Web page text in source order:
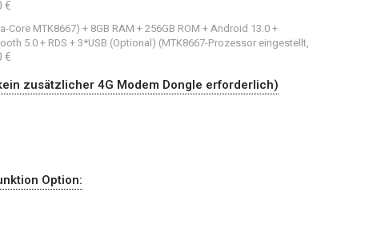
€
MTK8667) + 8GB RAM + 256GB ROM + Android 13.0 +
5.0 + RDS + 3*USB (Optional) (MTK8667-Prozessor eingestellt,
€
zusätzlicher 4G Modem Dongle erforderlich)
Option: